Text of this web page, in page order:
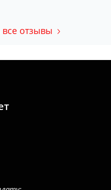
отзывы